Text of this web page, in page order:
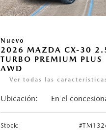
Nuevo
2026 MAZDA CX-30
TURBO PREMIUM PLUS
AWD
Ver todas las
Ubicación: En el
Stock: